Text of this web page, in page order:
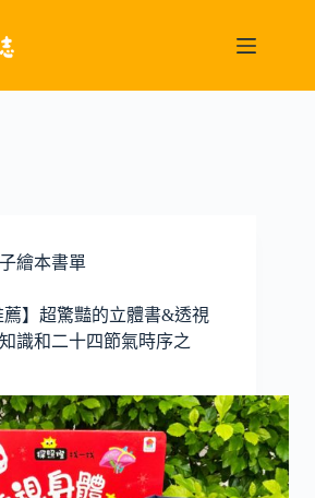
繪本書單
薦】超驚豔的立體書&透視
識和二十四節氣時序之